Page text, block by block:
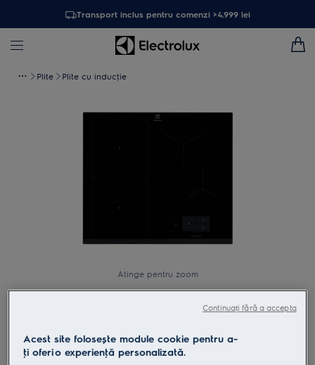
Transport inclus pentru comenzi >4.999 lei
Plite Plite cu inducţie
Atinge pentru zoom
Plită inducţie 60 cm Negru
Acest site folosește module cookie pentru a-
ţi oferi o experienţă personalizată.
Continuați fără a accepta